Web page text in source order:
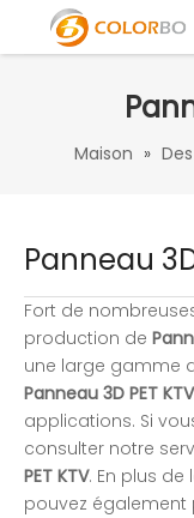
Maison »
Panneau
Fort de
production de
une large gamme
Panneau 3D PET KTV
applications. Si
consulter notre
PET KTV. En plus
pouvez également